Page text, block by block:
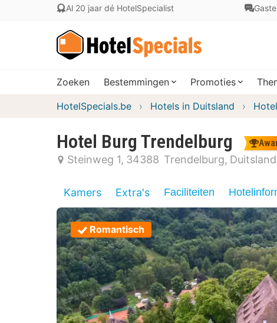
Al 20 jaar dé HotelSpecialist
Zoeken Bestemmingen Promoties
HotelSpecials.be Hotels in Duitsland
Hotel Burg Trendelburg
Steinweg 1 34388 Trendelburg Duitsland
Kamers Extra's Faciliteiten
Romantisch